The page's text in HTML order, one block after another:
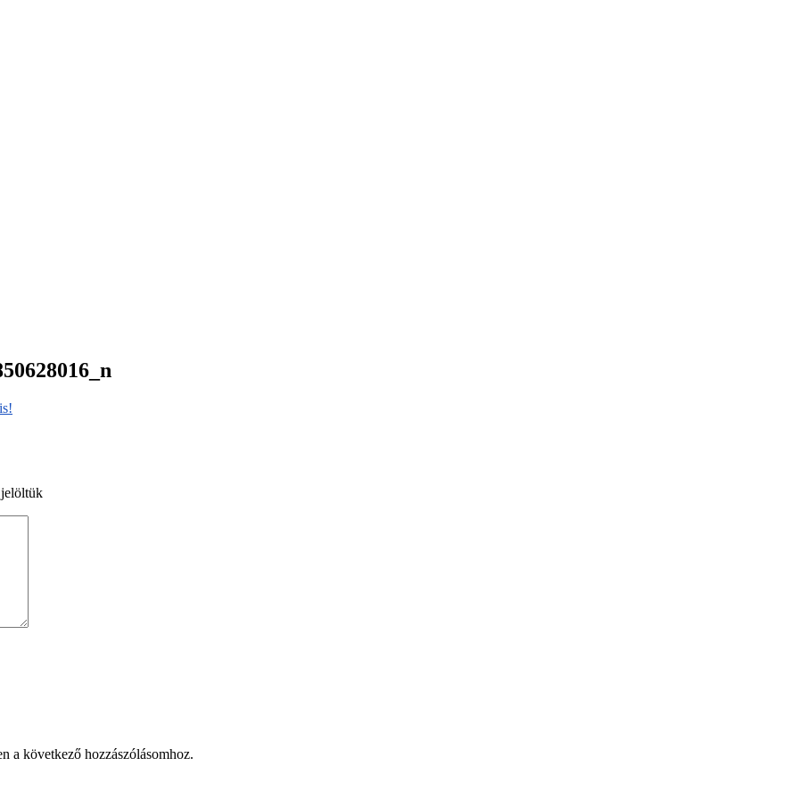
a következő hozzászólásomhoz.